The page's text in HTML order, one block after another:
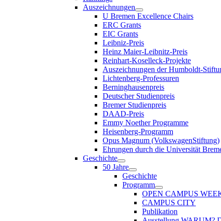
Auszeichnungen
U Bremen Excellence Chairs
ERC Grants
EIC Grants
Leibniz-Preis
Heinz Maier-Leibnitz-Preis
Reinhart-Koselleck-Projekte
Auszeichnungen der Humboldt-
Lichtenberg-Professuren
Berninghausenpreis
Deutscher Studienpreis
Bremer Studienpreis
DAAD-Preis
Emmy Noether Programme
Heisenberg-Programm
Opus Magnum (VolkswagenStiftung)
Ehrungen durch die Universität
Geschichte
50 Jahre
Geschichte
Programm
OPEN CAMPUS
CAMPUS CITY
Publikation